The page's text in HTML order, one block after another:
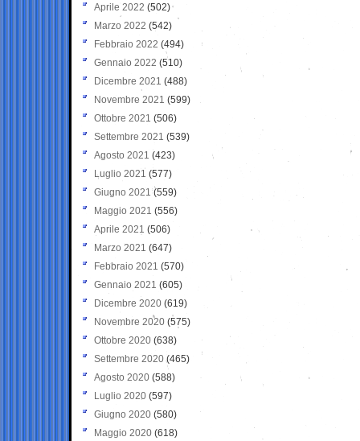
Aprile 2022 (502)
Marzo 2022 (542)
Febbraio 2022 (494)
Gennaio 2022 (510)
Dicembre 2021 (488)
Novembre 2021 (599)
Ottobre 2021 (506)
Settembre 2021 (539)
Agosto 2021 (423)
Luglio 2021 (577)
Giugno 2021(559)
Maggio 2021 (556)
Aprile 2021 (506)
Marzo 2021 (647)
Febbraio 2021 (570)
Gennaio 2021 (605)
Dicembre 2020 (619)
Novembre 2020 (575)
Ottobre 2020 (638)
Settembre 2020(465)
Agosto 2020 (588)
Luglio 2020 (597)
Giugno 2020 (580)
Maggio 2020 (618)